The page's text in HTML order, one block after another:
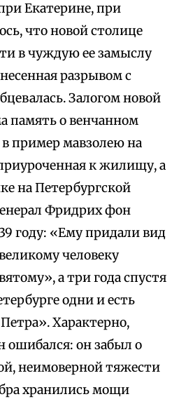
Екатерине, при
что новой столице
в чуждую ее замыслу
разрывом с
Залогом новой
память о венчанном
в пример мавзолею на
к жилищу, а
на Петербургской
Фридрих фон
году: «Ему придали вид
человеку
а три года спустя
одни и есть
Характерно,
ошибался: он забыл о
неимоверной тяжести
хранились мощи